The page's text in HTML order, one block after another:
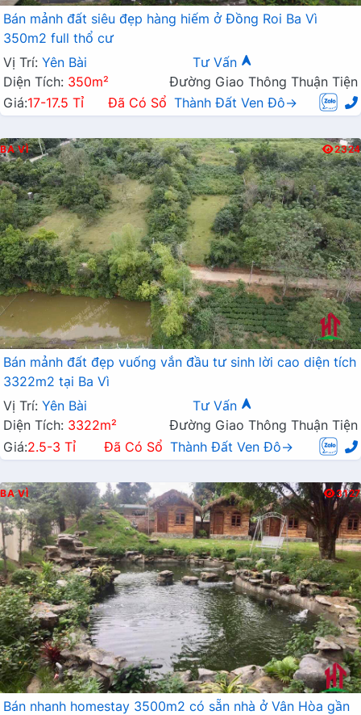
Bán mảnh đất siêu đẹp hàng hiếm ở Đồng Roi Ba Vì
350m2 full thổ cư
Vị Trí: Yên Bài
Tư Vấn
Diện Tích: 350m²
Đường Giao Thông Thuận Tiện
Giá:17-17.5 Tỉ Đã Có Sổ Thành Đất Ven Đô→
BA VÌ 2324
Bán mảnh đất đẹp vuống vắn đầu tư sinh lời cao diện tích
3322m2 tại Ba Vì
Vị Trí: Yên Bài
Tư Vấn
Diện Tích: 3322m²
Đường Giao Thông Thuận Tiện
Giá:2.5-3 Tỉ Đã Có Sổ Thành Đất Ven Đô→
BA VÌ 3127
Bán nhanh homestay 3500m2 có sẵn nhà ở Vân Hòa gần